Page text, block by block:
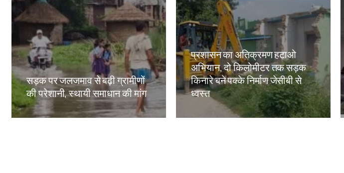
सड़क पर जलजमाव से बढ़ी ग्रामीणों
की परेशानी, स्थायी समाधान की मांग
Amit Lekh
प्रशासन का अतिक्रमण हटाओ
अभियान, दो किलोमीटर तक सड़क
किनारे बने पक्के निर्माण जेसीबी से
ध्वस्त